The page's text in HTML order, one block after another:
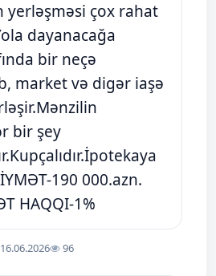
yerləşməsi çox rahat
dayanacağa
bir neçə
market və digər iaşə
bir şey
190 000.azn.
HAQQI-1%
96